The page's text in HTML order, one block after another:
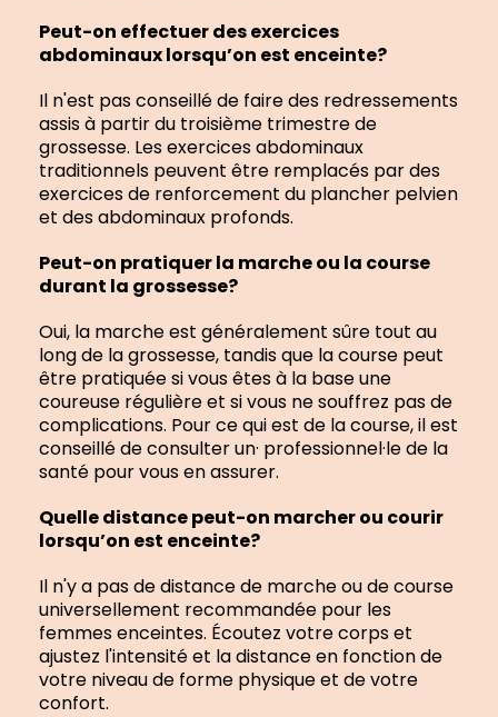
Peut-on effectuer des exercices
abdominaux lorsqu’on est enceinte?
Il n'est pas conseillé de faire des redressements
assis à partir du troisième trimestre de
grossesse. Les exercices abdominaux
traditionnels peuvent être remplacés par des
exercices de renforcement du plancher pelvien
et des abdominaux profonds.
Peut-on pratiquer la marche ou la course
durant la grossesse?
Oui, la marche est généralement sûre tout au
long de la grossesse, tandis que la course peut
être pratiquée si vous êtes à la base une
coureuse régulière et si vous ne souffrez pas de
complications. Pour ce qui est de la course, il est
conseillé de consulter un· professionnel·le de la
santé pour vous en assurer.
Quelle distance peut-on marcher ou courir
lorsqu’on est enceinte?
Il n'y a pas de distance de marche ou de course
universellement recommandée pour les
femmes enceintes. Écoutez votre corps et
ajustez l'intensité et la distance en fonction de
votre niveau de forme physique et de votre
confort.